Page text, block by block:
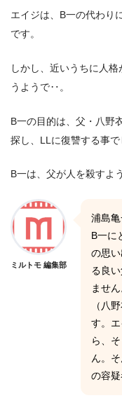
エイジは、B一の代わり
です。
しかし、近いうちに人
うようで‥。
B一の目的は、父・八野
探し、LLに復讐する事で
B一は、父が人を殺すよ
ミルトモ 編集部
浦島亀
B一に
の思
る良
ませ
（八
す。
ら、
ん。
の容疑